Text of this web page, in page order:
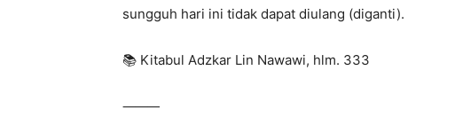
sungguh hari ini tidak dapat diulang (diganti).
📚 Kitabul Adzkar Lin Nawawi, hlm. 333
⸻